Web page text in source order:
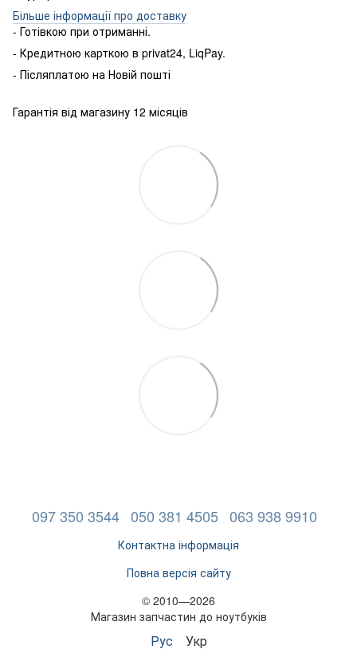
Більше інформації про доставку
- Готівкою при отриманні.
- Кредитною карткою в privat24, LiqPay.
- Післяплатою на Новій пошті
Гарантія від магазину 12 місяців
097 350 3544 050 381 4505 063 938 9910
Контактна інформація
Повна версія сайту
© 2010—2026
Магазин запчастин до ноутбуків
Рус Укр